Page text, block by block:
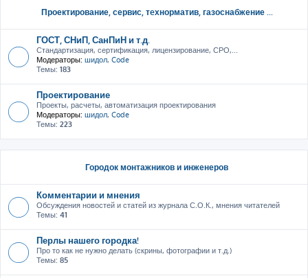
Проектирование, сервис, тeхнорматив, газоснабжение ...
ГОСТ, СНиП, СанПиН и т.д.
Стандартизация, сертификация, лицензирование, СРО,...
Модераторы: шидол, Code
Темы: 183
Проектирование
Проекты, расчеты, автоматизация проектирования
Модераторы: шидол, Code
Темы: 223
Городок монтажников и инженеров
Комментарии и мнения
Обсуждения новостей и статей из журнала С.О.К., мнения читателей
Темы: 41
Перлы нашего городка!
Про то как не нужно делать (скрины, фотографии и т.д.)
Темы: 85